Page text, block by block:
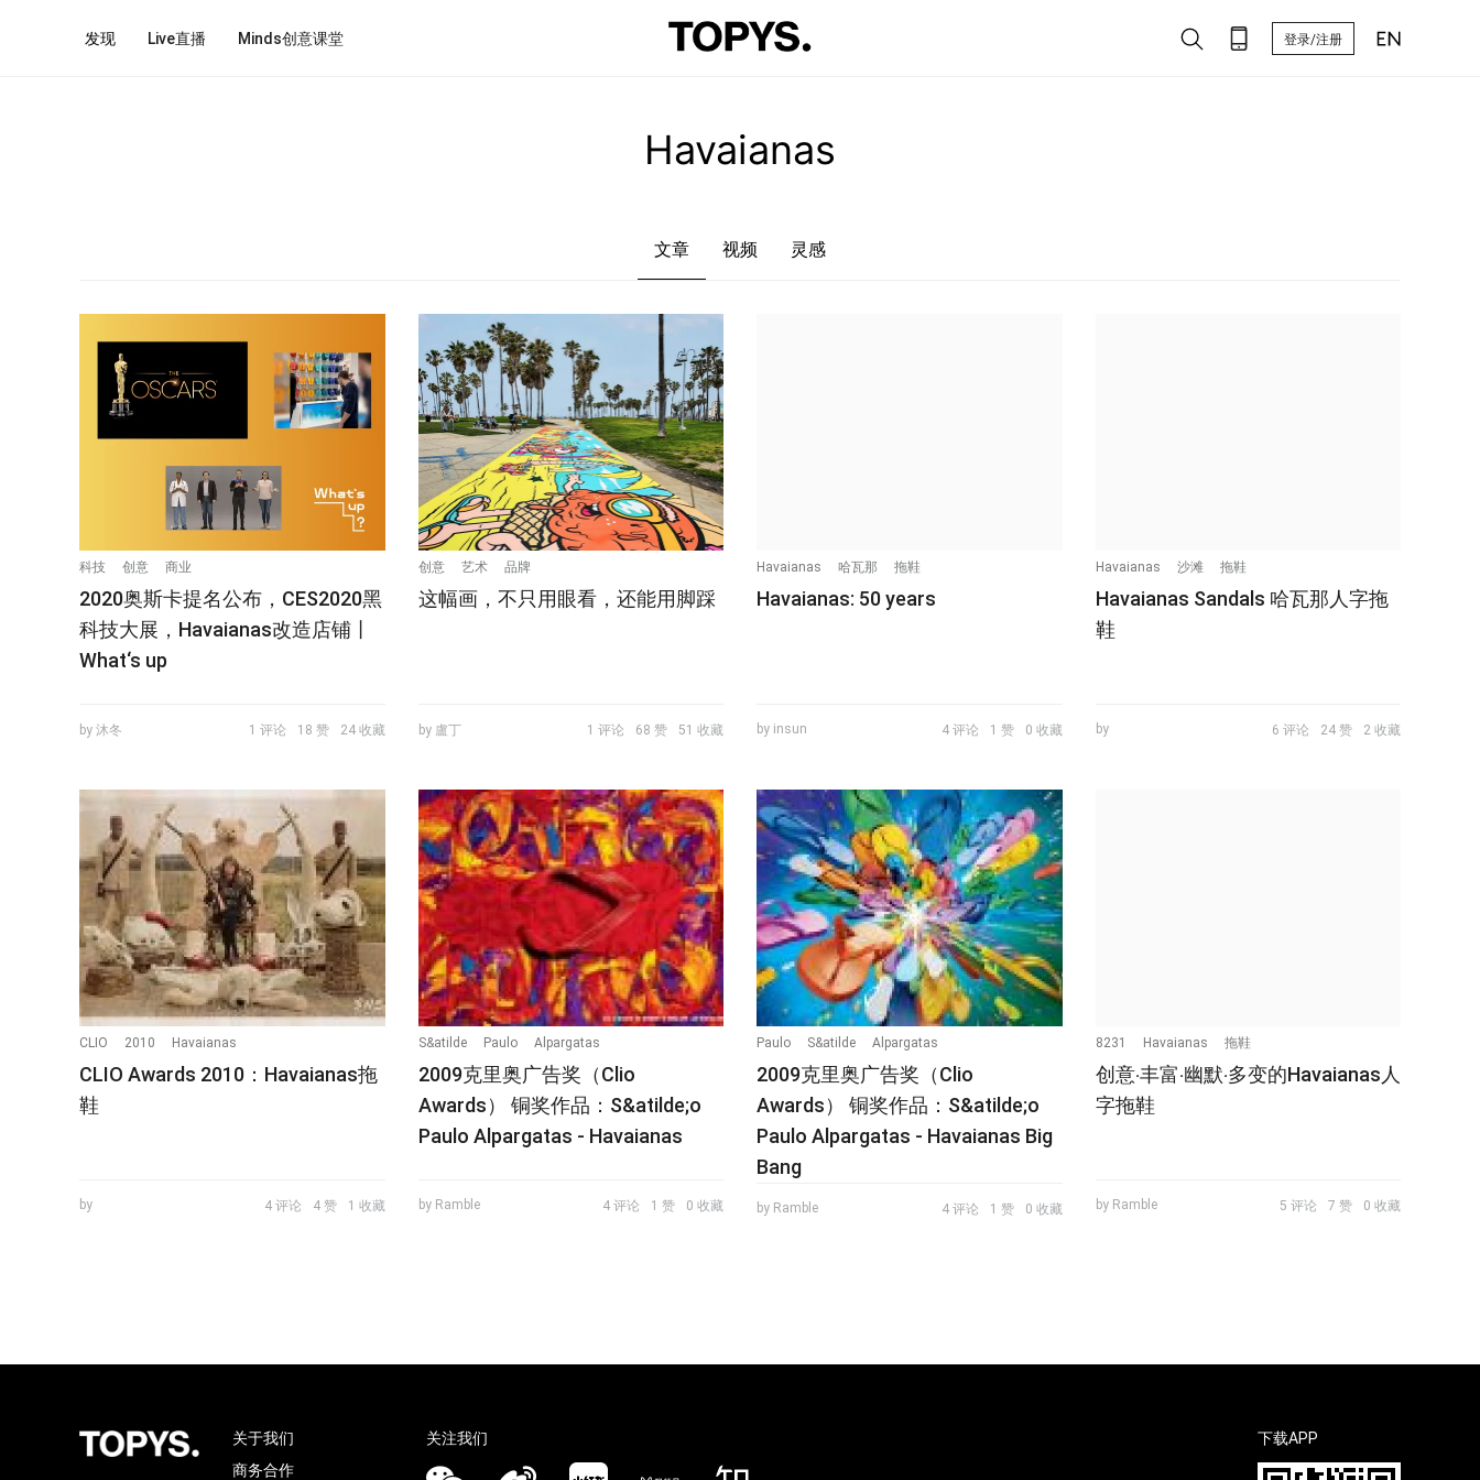
发现 Live直播 Minds创意课堂 登录/注册
文章 视频 灵感
科技 创意 商业
2020奥斯卡提名公布，CES2020黑
科技大展，Havaianas改造店铺丨
What‘s up
by 沐冬 1 评论 18 赞 24 收藏
创意 艺术 品牌
这幅画，不只用眼看，还能用脚踩
by 盧丁 1 评论 68 赞 51 收藏
Havaianas 哈瓦那 拖鞋
Havaianas: 50 years
by insun 4 评论 1 赞 0 收藏
Havaianas 沙滩 拖鞋
Havaianas Sandals 哈瓦那人字拖
鞋
by 6 评论 24 赞 2 收藏
CLIO 2010 Havaianas
CLIO Awards 2010：Havaianas拖
鞋
by 4 评论 4 赞 1 收藏
S&atilde Paulo Alpargatas
2009克里奥广告奖（Clio
Awards） 铜奖作品：S&atilde;o
Paulo Alpargatas - Havaianas
by Ramble 4 评论 1 赞 0 收藏
Paulo S&atilde Alpargatas
2009克里奥广告奖（Clio
Awards） 铜奖作品：S&atilde;o
Paulo Alpargatas - Havaianas Big
Bang
by Ramble 4 评论 1 赞 0 收藏
8231 Havaianas 拖鞋
创意‧丰富‧幽默‧多变的Havaianas人
字拖鞋
by Ramble 5 评论 7 赞 0 收藏
关于我们
商务合作
关注我们 下载APP